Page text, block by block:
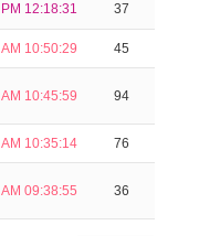
PM 12:18:31 37
AM 10:50:29 45
AM 10:45:59 94
AM 10:35:14 76
AM 09:38:55 36